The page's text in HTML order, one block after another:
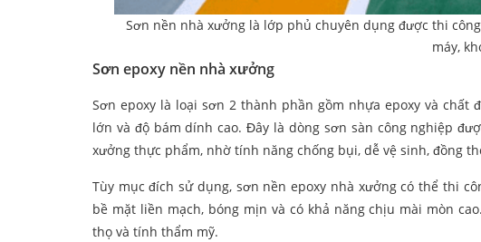
Sơn nền nhà xưởng là lớp phủ chuyên dụng được thi
máy,
Sơn epoxy nền nhà xưởng
Sơn epoxy là loại sơn 2 thành phần gồm nhựa epoxy và
lớn và độ bám dính cao. Đây là dòng sơn sàn công nghiệp
xưởng thực phẩm, nhờ tính năng chống bụi, dễ vệ sinh, đồng
Tùy mục đích sử dụng, sơn nền epoxy nhà xưởng có thể thi
bề mặt liền mạch, bóng mịn và có khả năng chịu mài mòn
thọ và tính thẩm mỹ.